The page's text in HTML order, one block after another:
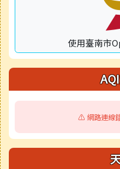
使用臺南市
⚠️ 網路連線